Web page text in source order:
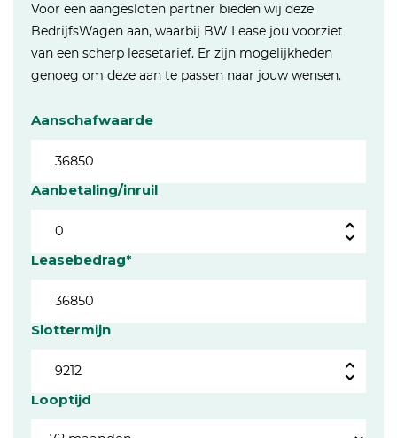
Voor een aangesloten partner bieden wij deze
BedrijfsWagen aan, waarbij BW Lease jou voorziet
van een scherp leasetarief. Er zijn mogelijkheden
genoeg om deze aan te passen naar jouw wensen.
Aanschafwaarde
Aanbetaling/inruil
Leasebedrag*
Slottermijn
Looptijd